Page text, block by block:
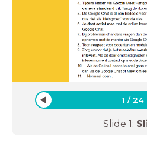
1 /24
Slide 1: